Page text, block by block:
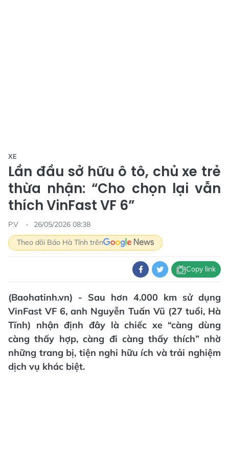
XE
Lần đầu sở hữu ô tô, chủ xe trẻ
thừa nhận: “Cho chọn lại vẫn
thích VinFast VF 6”
P.V
26/05/2026 08:38
Theo dõi Báo Hà Tĩnh trên
Copy link
(Baohatinh.vn) - Sau hơn 4.000 km sử dụng
VinFast VF 6, anh Nguyễn Tuấn Vũ (27 tuổi, Hà
Tĩnh) nhận định đây là chiếc xe “càng dùng
càng thấy hợp, càng đi càng thấy thích” nhờ
những trang bị, tiện nghi hữu ích và trải nghiệm
dịch vụ khác biệt.